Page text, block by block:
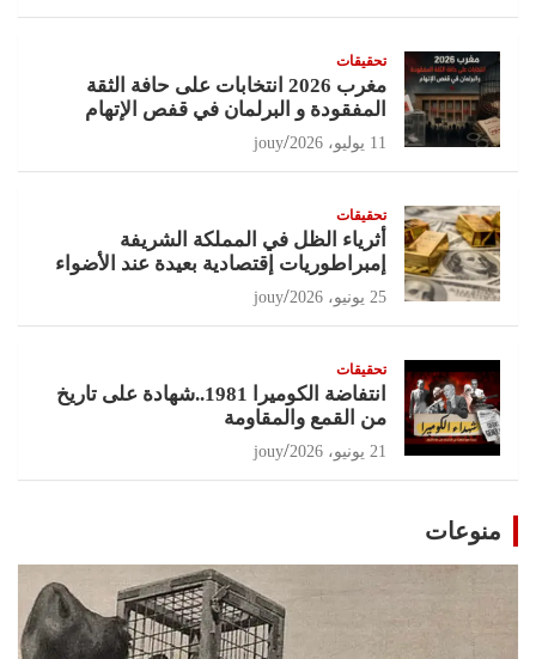
تحقيقات
مغرب 2026 انتخابات على حافة الثقة
المفقودة و البرلمان في قفص الإتهام
11 يوليو، 2026 jouy
تحقيقات
أثرياء الظل في المملكة الشريفة
إمبراطوريات إقتصادية بعيدة عند الأضواء
25 يونيو، 2026 jouy
تحقيقات
انتفاضة الكوميرا 1981..شهادة على تاريخ
من القمع والمقاومة
21 يونيو، 2026 jouy
منوعات